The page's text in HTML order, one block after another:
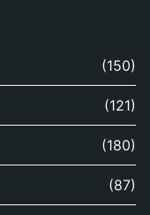
(150)
(121)
(180)
(87)